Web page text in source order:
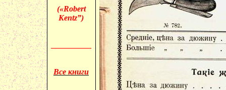
(«Robert
Kentz”)
Все книги